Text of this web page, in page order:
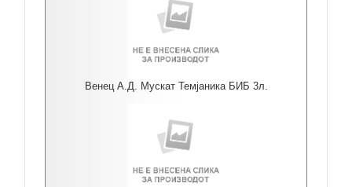
Венец А.Д. Мускат Темјаника БИБ 3л.